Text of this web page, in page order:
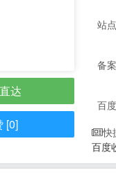
站
备
百
快
百度
达
[0]